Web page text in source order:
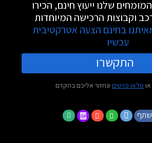
שלנו ייעוץ חינם, הכירו
וקבוצות הרכישה המיוחדות
בחינם הצעה אטרקטיבית
עכשיו
התקשרו
מלאו פרטים ונחזור אליכם בהקדם
שתף